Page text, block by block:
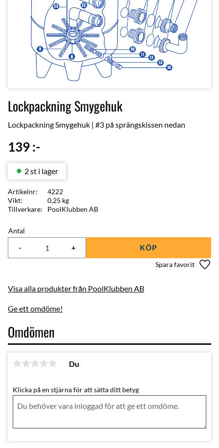
Lockpackning Smygehuk
Lockpackning Smygehuk | #3 på sprängskissen nedan
139:-
Antal
+
- KÖP
2 st i lager
Artikelnr
4222
Vikt
0,25 kg
Tillverkare
PoolKlubben AB
Visa alla produkter från PoolKlubben AB
Ge ett omdöme!
Omdömen
Du
Klicka på en stjärna för att sätta ditt betyg